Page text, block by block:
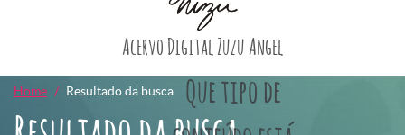
Acervo Digital Zuzu Angel
Que tipo de
Home Resultado da busca